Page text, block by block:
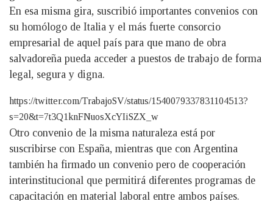
En esa misma gira, suscribió importantes convenios con
su homólogo de Italia y el más fuerte consorcio
empresarial de aquel país para que mano de obra
salvadoreña pueda acceder a puestos de trabajo de forma
legal, segura y digna.
https://twitter.com/TrabajoSV/status/1540079337831104513?
s=20&t=7t3Q1knFNuosXcYIiSZX_w
Otro convenio de la misma naturaleza está por
suscribirse con España, mientras que con Argentina
también ha firmado un convenio pero de cooperación
interinstitucional que permitirá diferentes programas de
capacitación en material laboral entre ambos países.